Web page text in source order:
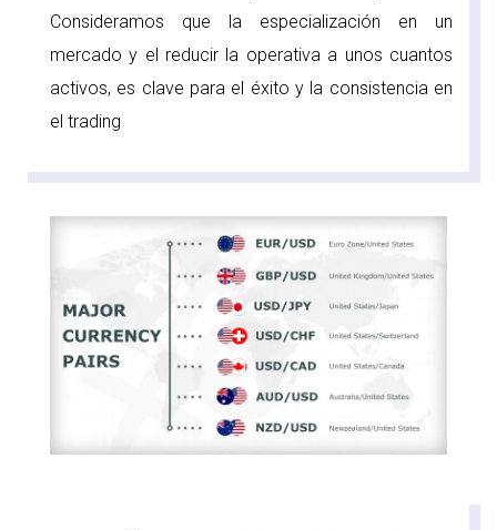
Consideramos que la especialización en un
mercado y el reducir la operativa a unos cuantos
activos, es clave para el éxito y la consistencia en
el trading